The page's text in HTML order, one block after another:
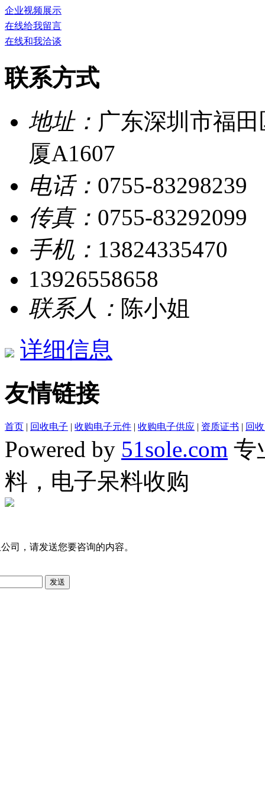
企业视频展示
在线给我留言
在线和我洽谈
联系方式
地址： 广东深圳市福
厦A1607
电话： 0755-83298239
传真： 0755-83292099
手机： 13824335470
13926558658
联系人： 陈小姐
详细信息
友情链接
首页 | 回收电子 | 收购电子元件 | 收购电子供应 | 资质证书 | 回
Powered by 51sole.com 专
料，电子呆料收购
司，请发送您要咨询的内容。